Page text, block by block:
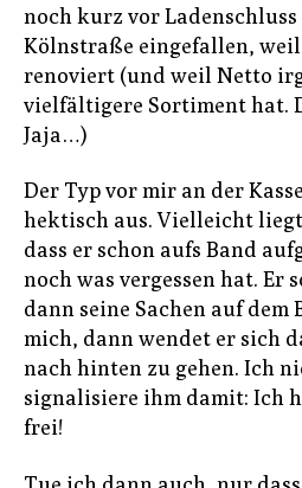
noch kurz vor
Kölnstraße eingefallen,
renoviert (und weil Netto
vielfältigere Sortiment hat.
Jaja…)
Der Typ vor mir an der
hektisch aus. Vielleicht
dass er schon aufs Band
noch was vergessen hat. Er
dann seine Sachen auf dem
mich, dann wendet er sich
nach hinten zu gehen. Ich
signalisiere ihm damit: Ich
frei!